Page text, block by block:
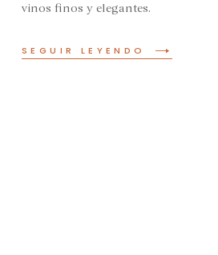
vinos finos y elegantes.
SEGUIR LEYENDO